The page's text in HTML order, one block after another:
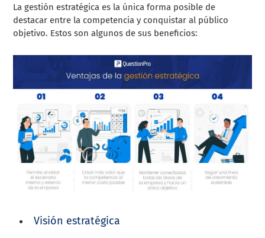
La gestión estratégica es la única forma posible de
destacar entre la competencia y conquistar al público
objetivo. Estos son algunos de sus beneficios:
Visión estratégica